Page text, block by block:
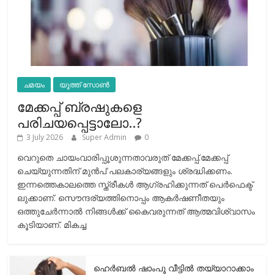
ചമയം യൂത്ത് സോൺ
മേക്കപ്പ് ബ്രഷുകളെ
പരിചയപ്പെട്ടാലോ..?
3 July 2026 Super Admin 0
വെറുതെ ചായംവാരിപ്പൂശുന്നതാവരുത് മേക്കപ്പ്.മേക്കപ്പ്
ചെയ്യുന്നതിന് മുന്‍പ് പലകാര്യങ്ങളും ശ്രദ്ധിക്കണം.
ഇന്നത്തെകാലത്തെ സ്ത്രീകള്‍ ആഗ്രഹിക്കുന്നത് പെര്‍ഫെക്ട്
ലുക്കാണ്. സൌന്ദര്യത്തിനൊപ്പം ആകര്‍ഷണീതയും
ഒത്തുചേര്‍ന്നാല്‍ നിങ്ങള്‍ക്ക് കൈവരുന്നത് ആത്മവിശ്വാസം
കൂടിയാണ്. മികച്ച
ഹെര്‍ബല്‍ ഷാംപൂ വീട്ടില്‍ തയ്യാറാക്കാം